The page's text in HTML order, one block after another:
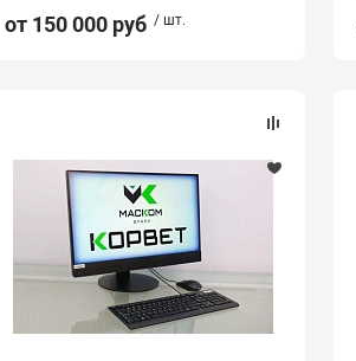
от 150 000 руб / шт.